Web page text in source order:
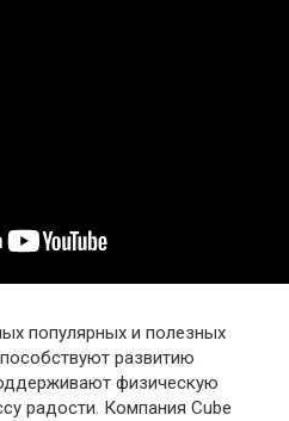
популярных и полезных
развитию
физическую
радости. Компания Cube